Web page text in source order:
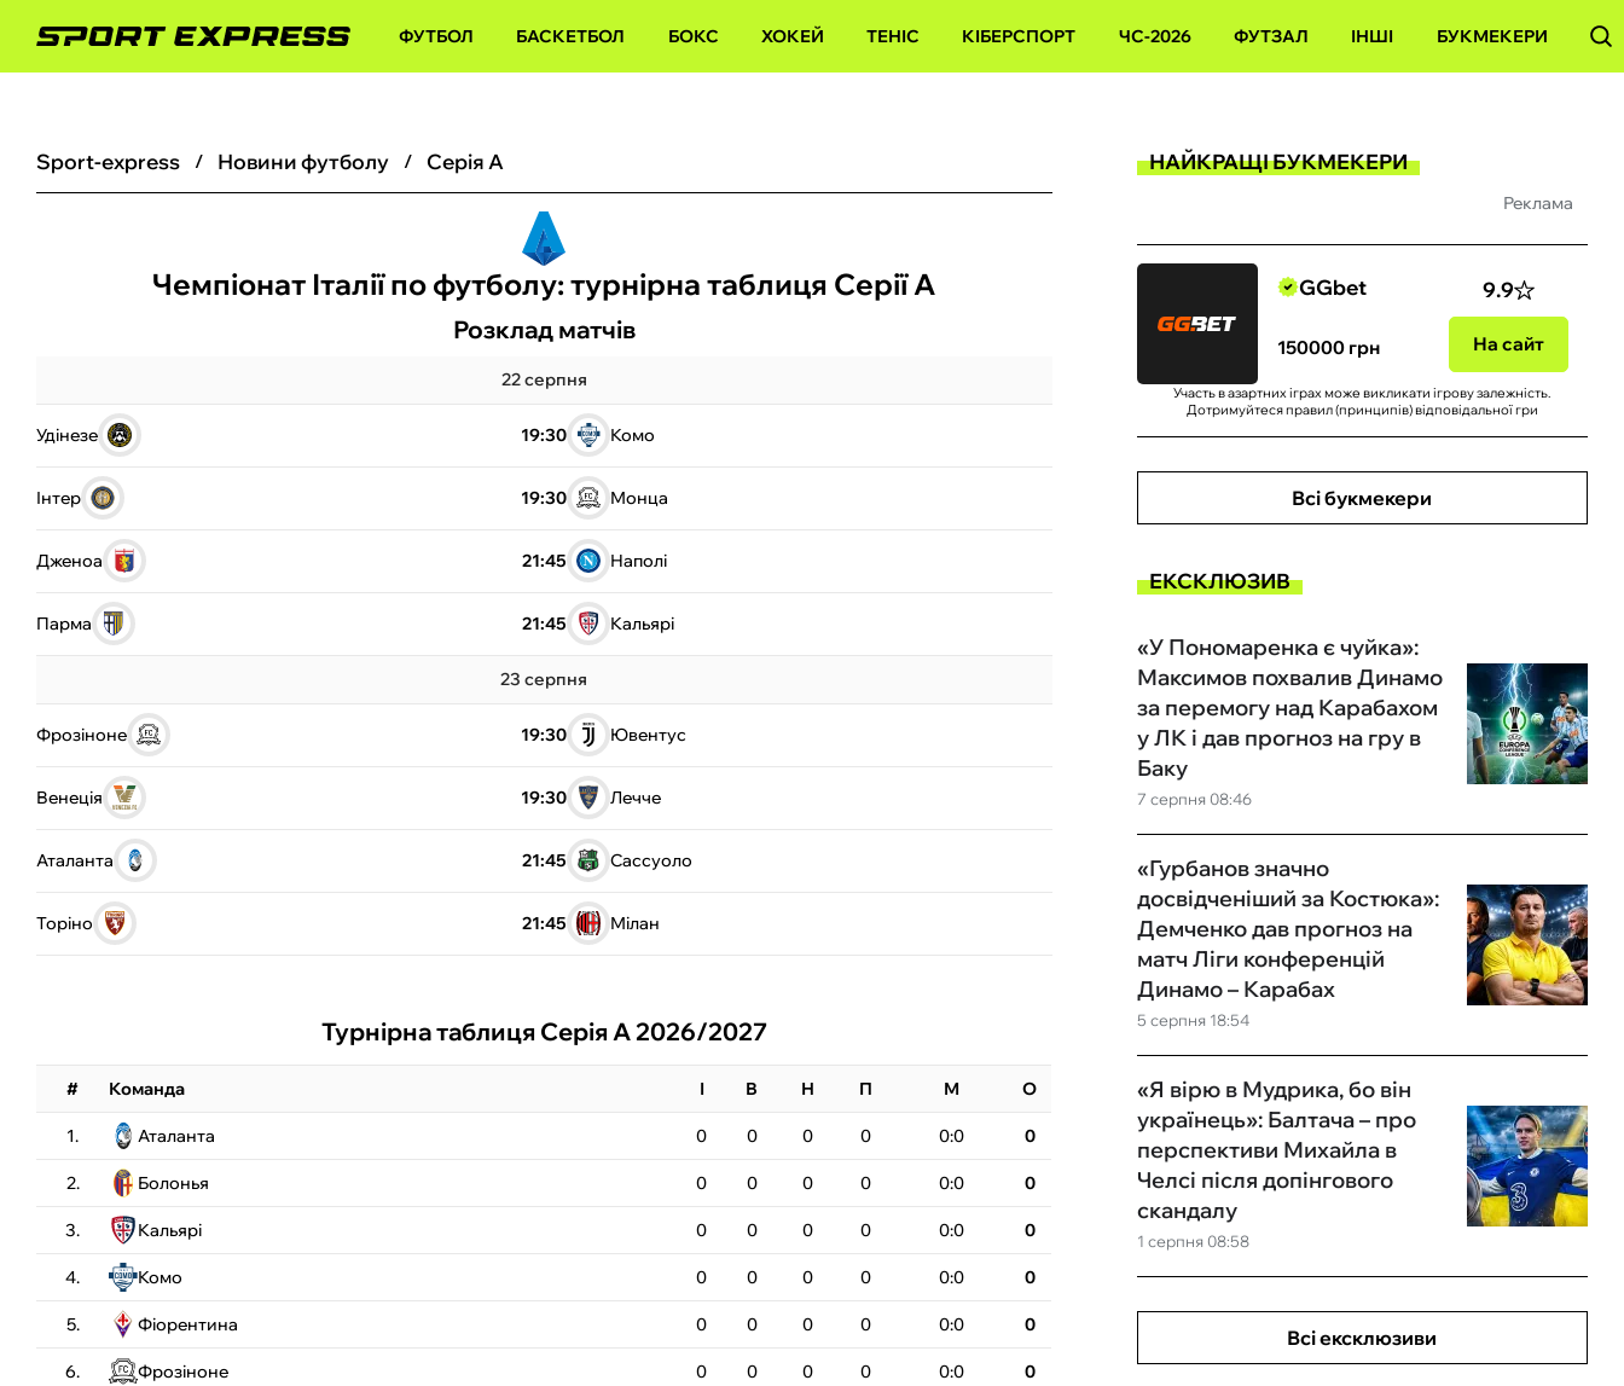
ФУТБОЛ БАСКЕТБОЛ БОКС ХОКЕЙ ТЕНІС КІБЕРСПОРТ ЧС-2026 ФУТЗАЛ ІНШІ БУКМЕКЕРИ
sport-express новини футболу Серія А
Чемпіонат Італії по футболу: турнірна таблиця Серії А
Розклад матчів
22 серпня
Удінезе 19:30 Комо
Інтер 19:30 Монца
Дженоа 21:45 Наполі
Парма 21:45 Кальярі
23 серпня
Фрозіноне 19:30 Ювентус
Венеція 19:30 Лечче
Аталанта 21:45 Сассуоло
Торіно 21:45 Мілан
Турнірна таблиця Серія А 2026/2027
# Команда І В Н П М О
1. Аталанта 0 0 0 0 0:0 0
2. Болонья 0 0 0 0 0:0 0
3. Кальярі 0 0 0 0 0:0 0
4. Комо 0 0 0 0 0:0 0
5. Фіорентина 0 0 0 0 0:0 0
6. Фрозіноне 0 0 0 0 0:0 0
НАЙКРАЩІ БУКМЕКЕРИ
Реклама
GGbet
150000 грн
9.9
На сайт
Участь в азартних іграх може викликати ігрову залежність.
Дотримуйтеся правил (принципів) відповідальної гри
Всі букмекери
ЕКСКЛЮЗИВ
7 серпня 08:46
«У Пономаренка є чуйка»:
Максимов похвалив Динамо
за перемогу над Карабахом
у ЛК і дав прогноз на гру в
Баку
5 серпня 18:54
«Гурбанов значно
досвідченіший за Костюка»:
Демченко дав прогноз на
матч Ліги конференцій
Динамо – Карабах
1 серпня 08:58
«Я вірю в Мудрика, бо він
українець»: Балтача – про
перспективи Михайла в
Челсі після допінгового
скандалу
Всі ексклюзиви